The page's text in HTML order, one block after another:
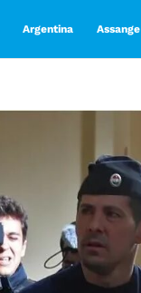
Argentina Assange